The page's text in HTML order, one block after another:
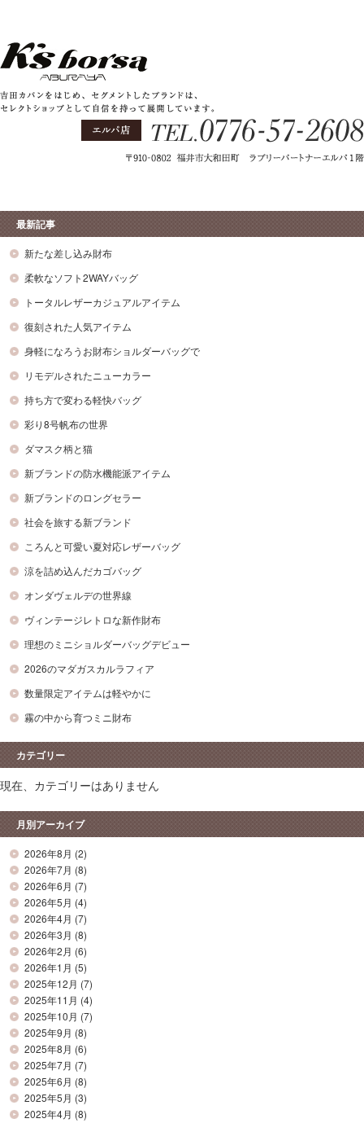
最新記事
新たな差し込み財布
柔軟なソフト2WAYバッグ
トータルレザーカジュアルアイテム
復刻された人気アイテム
身軽になろうお財布ショルダーバッグで
リモデルされたニューカラー
持ち方で変わる軽快バッグ
彩り8号帆布の世界
ダマスク柄と猫
新ブランドの防水機能派アイテム
新ブランドのロングセラー
社会を旅する新ブランド
ころんと可愛い夏対応レザーバッグ
涼を詰め込んだカゴバッグ
オンダヴェルデの世界線
ヴィンテージレトロな新作財布
理想のミニショルダーバッグデビュー
2026のマダガスカルラフィア
数量限定アイテムは軽やかに
霧の中から育つミニ財布
カテゴリー
現在、カテゴリーはありません
月別アーカイブ
2026年8月 (2)
2026年7月 (8)
2026年6月 (7)
2026年5月 (4)
2026年4月 (7)
2026年3月 (8)
2026年2月 (6)
2026年1月 (5)
2025年12月 (7)
2025年11月 (4)
2025年10月 (7)
2025年9月 (8)
2025年8月 (6)
2025年7月 (7)
2025年6月 (8)
2025年5月 (3)
2025年4月 (8)